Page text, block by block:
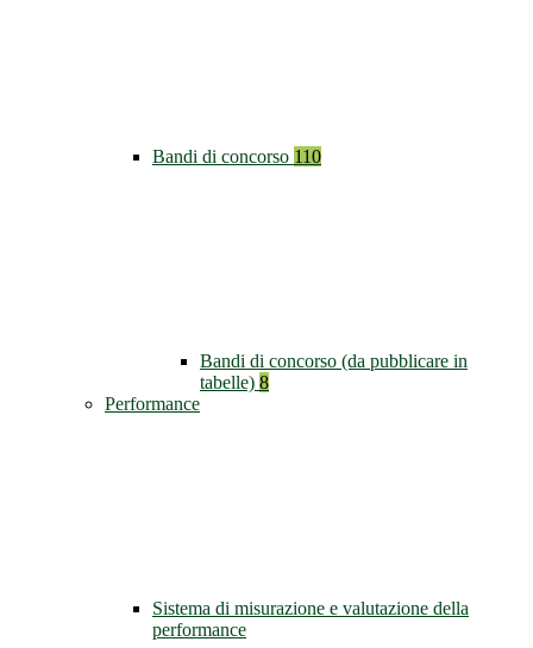
Bandi di concorso 110
Bandi di concorso (da pubblicare in
tabelle) 8
Performance
Sistema di misurazione e valutazione della
performance